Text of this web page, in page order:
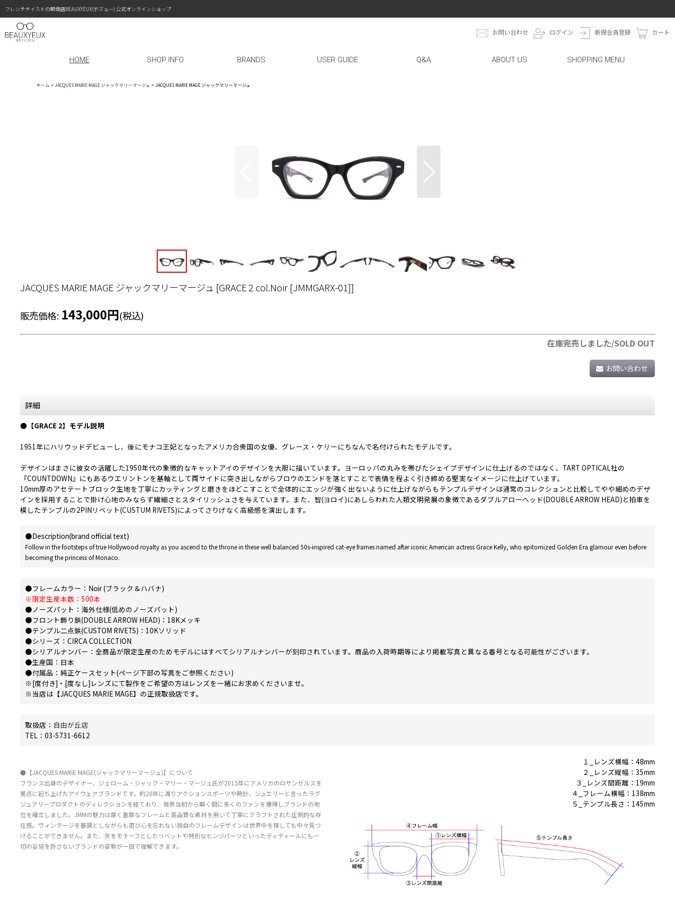
フレンチテイストの眼鏡店BEAUXYEUX(ボズュー) 公式オンラインショップ
お問い合わせ ログイン 新規会員登録 カート
HOME SHOP INFO BRANDS USER GUIDE Q&A ABOUT US SHOPPING MENU
ホーム > JACQUES MARIE MAGE ジャックマリーマージュ > JACQUES MARIE MAGE ジャックマリーマージュ
JACQUES MARIE MAGE ジャックマリーマージュ [GRACE 2 col.Noir [JMMGARX-01]]
販売価格: 143,000円(税込)
在庫完売しました/SOLD OUT
お問い合わせ
詳細
●【GRACE 2】モデル説明
1951年にハリウッドデビューし、後にモナコ王妃となったアメリカ合衆国の女優、グレース・ケリーにちなんで名付けられたモデルです。
デザインはまさに彼女の活躍した1950年代の象徴的なキャットアイのデザインを大胆に描いています。ヨーロッパの丸みを帯びたシェイプデザインに仕上げるのではなく、TART OPTICAL社の
『COUNTDOWN』にもあるウエリントンを基軸として両サイドに突き出しながらブロウのエンドを落とすことで表情を程よく引き締める堅実なイメージに仕上げています。
10mm厚のアセテートブロック生地を丁寧にカッティングと磨きをほどこすことで全体的にエッジが強く出ないように仕上げながらもテンプルデザインは通常のコレクションと比較してやや細めのデザ
インを採用することで掛け心地のみならず繊細さとスタイリッシュさを与えています。また、智(ヨロイ)にあしらわれた人類文明発展の象徴であるダブルアローヘッド(DOUBLE ARROW HEAD)と拍車を
模したテンプルの2PINリベット(CUSTUM RIVETS)によってさりげなく高級感を演出します。
●Description(brand official text)
Follow in the footsteps of true Hollywood royalty as you ascend to the throne in these well balanced 50s-inspired cat-eye frames named after iconic American actress Grace Kelly, who epitomized Golden Era glamour even before
becoming the princess of Monaco.
●フレームカラー：Noir (ブラック＆ハバナ)
※限定生産本数：500本
●ノーズパット：海外仕様(低めのノーズパット)
●フロント飾り鋲(DOUBLE ARROW HEAD)：18Kメッキ
●テンプル二点鋲(CUSTOM RIVETS)：10Kソリッド
●シリーズ：CIRCA COLLECTION
●シリアルナンバー：全商品が限定生産のためモデルにはすべてシリアルナンバーが刻印されています。商品の入荷時期等により掲載写真と異なる番号となる可能性がございます。
●生産国：日本
●付属品：純正ケースセット(ページ下部の写真をご参照ください)
※[度付き]・[度なし]レンズにて製作をご希望の方はレンズを一緒にお求めくださいませ。
※当店は【JACQUES MARIE MAGE】の正規取扱店です。
取扱店： 自由が丘店
TEL：03-5731-6612
１_レンズ横幅：48mm
２_レンズ縦幅：35mm
３_レンズ間距離：19mm
４_フレーム横幅：138mm
５_テンプル長さ：145mm
●【JACQUES MARIE MAGE(ジャックマリーマージュ)】について
フランス出身のデザイナー、ジェローム・ジャック・マリー・マージュ氏が2015年にアメリカのロサンゼルスを
拠点に起ち上げたアイウェアブランドです。約20年に渡りアクションスポーツや時計、ジュエリーと言ったラグ
ジュアリープロダクトのディレクションを経ており、発表当初から瞬く間に多くのファンを獲得しブランドの地
位を確立しました。JMMの魅力は厚く重厚なフレームと高品質な素材を用いて丁寧にクラフトされた圧倒的な存
在感。ヴィンテージを基調としながらも遊び心を忘れない独自のフレームデザインは世界中を探しても中々見つ
けることができません。また、矢をモチーフとしたリベットや特別なヒンジパーツといったディティールにも一
切の妥協を許さないブランドの姿勢が一目で理解できます。